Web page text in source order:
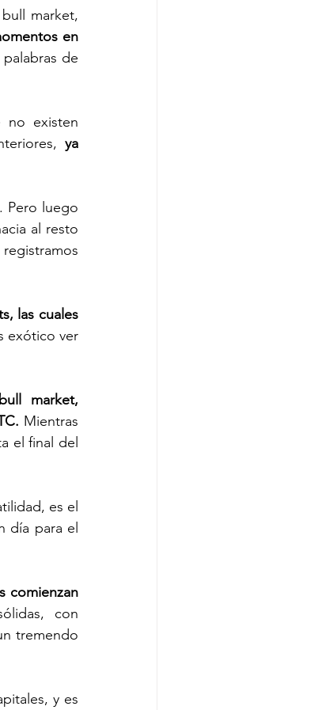
market,
en
de
no existen
ya
Pero luego
al resto
las cuales
exótico ver
market,
Mientras
el final del
es el
día para el
comienzan
con
tremendo
y es